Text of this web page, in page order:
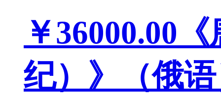
￥36000.00
纪）》（俄